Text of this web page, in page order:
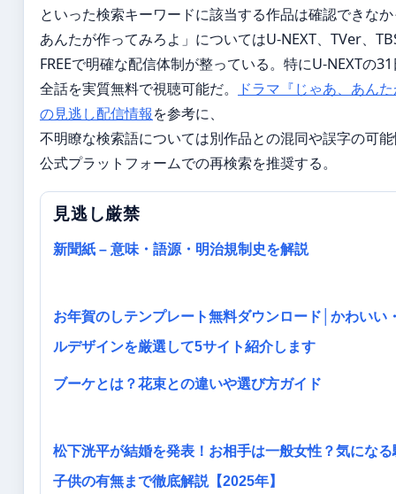
といった検索キーワードに該当する作品は確認できな
あんたが作ってみろよ」についてはU-NEXT、TVer、
FREEで明確な配信体制が整っている。特にU-NEXTの
全話を実質無料で視聴可能だ。
ドラマ『じゃあ、あん
の見逃し配信情報を参考に、
不明瞭な検索語については別作品との混同や誤字の可
公式プラットフォームでの再検索を推奨する。
見逃し厳禁
新聞紙 – 意味・語源・明治規制史を解説
お年賀のしテンプレート無料ダウンロード│かわいい
ルデザインを厳選して5サイト紹介します
ブーケとは？花束との違いや選び方ガイド
松下洸平が結婚を発表！お相手は一般女性？気にな
子供の有無まで徹底解説【2025年】